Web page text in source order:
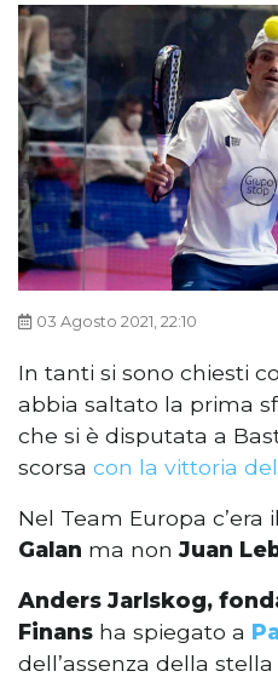
03 Agosto 2021, 22:10
In tanti si sono chiesti
abbia saltato la prima
che si è disputata a
scorsa con la vittoria
Nel Team Europa
Galan ma nonJuan
Anders Jarlskog,
Finans ha spiegato a
dell’assenza della